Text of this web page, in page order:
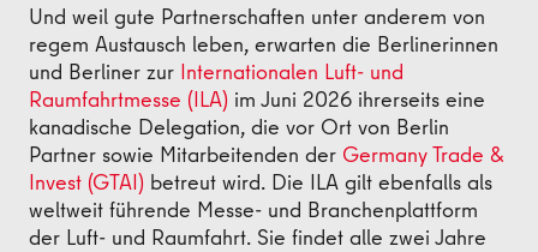
Und weil gute Partnerschaften unter anderem von
regem Austausch leben, erwarten die Berlinerinnen
und Berliner zur Internationalen Luft- und
Raumfahrtmesse (ILA) im Juni 2026 ihrerseits eine
kanadische Delegation, die vor Ort von Berlin
Partner sowie Mitarbeitenden der Germany Trade &
Invest (GTAI) betreut wird. Die ILA gilt ebenfalls als
weltweit führende Messe- und Branchenplattform
der Luft- und Raumfahrt. Sie findet alle zwei Jahre